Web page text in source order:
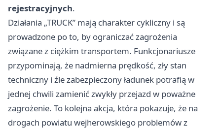
rejestracyjnych.
Działania „TRUCK” mają charakter cykliczny i są
prowadzone po to, by ograniczać zagrożenia
związane z ciężkim transportem. Funkcjonariusze
przypominają, że nadmierna prędkość, zły stan
techniczny i źle zabezpieczony ładunek potrafią w
jednej chwili zamienić zwykły przejazd w poważne
zagrożenie. To kolejna akcja, która pokazuje, że na
drogach powiatu wejherowskiego problemów z